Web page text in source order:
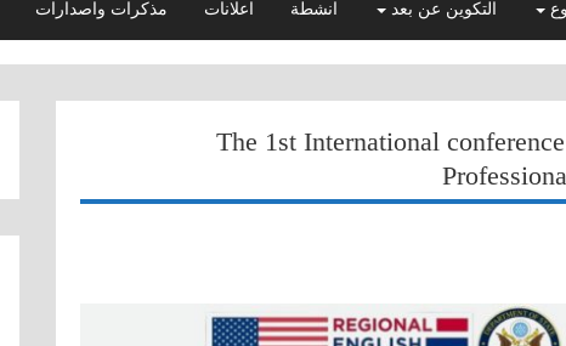
التكوين عن بعد انشطة اعلانات مذكرات واصدارات
The 1st International